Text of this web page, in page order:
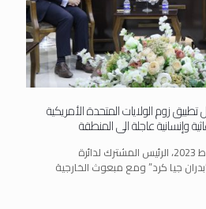
زوم الولايات المتحدة الأمريكية
وإنسانية عاجلة الى المنطقة
التقى أمس الثلاثاء، 7 شباط 2023، الرئيس المشترك لدائرة
جيا كرد” ومع مبعوث الخارجية